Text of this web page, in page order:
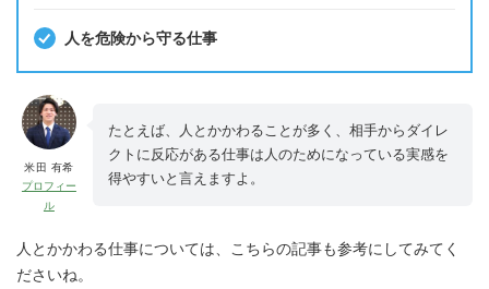
人を危険から守る仕事
米田 有希
プロフィー
ル
たとえば、人とかかわることが多く、相手からダイレ
クトに反応がある仕事は人のためになっている実感を
得やすいと言えますよ。
人とかかわる仕事については、こちらの記事も参考にしてみてく
ださいね。